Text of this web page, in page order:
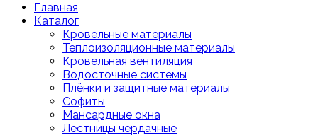
Главная
Каталог
Кровельные материалы
Теплоизоляционные материалы
Кровельная вентиляция
Водосточные системы
Плёнки и защитные материалы
Софиты
Мансардные окна
Лестницы чердачные